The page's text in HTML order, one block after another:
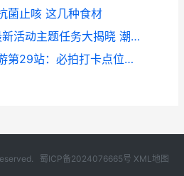
菌止咳 这几种食材
《鸣潮》2.0版本：最新活动主题任务大揭晓 潮鸣楼盘
《无限暖暖》世界巡游第29站：必拍打卡点位置指导 暖暖无限钻石
蜀ICP备2024076665号 XML地图